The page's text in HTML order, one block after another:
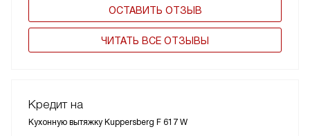
ОСТАВИТЬ ОТЗЫВ
ЧИТАТЬ ВСЕ ОТЗЫВЫ
Кредит на
Кухонную вытяжку Kuppersberg F 617 W